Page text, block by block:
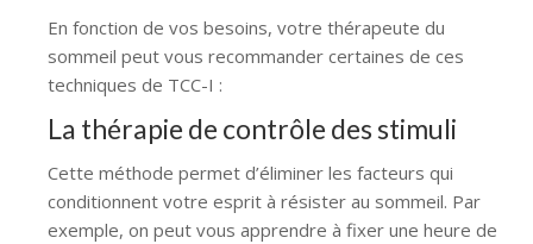
En fonction de vos besoins, votre thérapeute du
sommeil peut vous recommander certaines de ces
techniques de TCC-I :
La thérapie de contrôle des stimuli
Cette méthode permet d’éliminer les facteurs qui
conditionnent votre esprit à résister au sommeil. Par
exemple, on peut vous apprendre à fixer une heure de